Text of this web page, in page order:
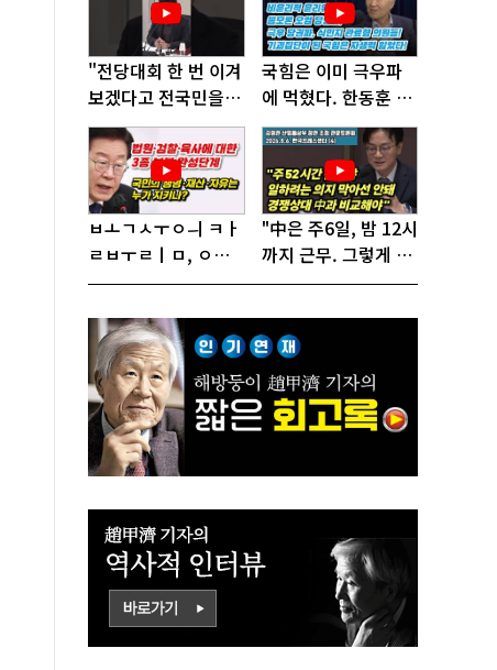
"전당대회 한 번 이겨
보겠다고 전국민을
'지옥문'으로 밀어!"
국힘은 이미 극우파
에 먹혔다. 한동훈 창
당이 답!
ㅂㅗㄱㅅㅜㅇㅢ ㅋㅏ
ㄹㅂㅜㄹㅣㅁ, ㅇㅙ
ㄱㅜㄱㅁㅣㄴㄷㅡㄹ
ㅎㅏㄴㅏ?
"中은 주6일, 밤 12시
까지 근무. 그렇게 일
해서 어떻게 경쟁하